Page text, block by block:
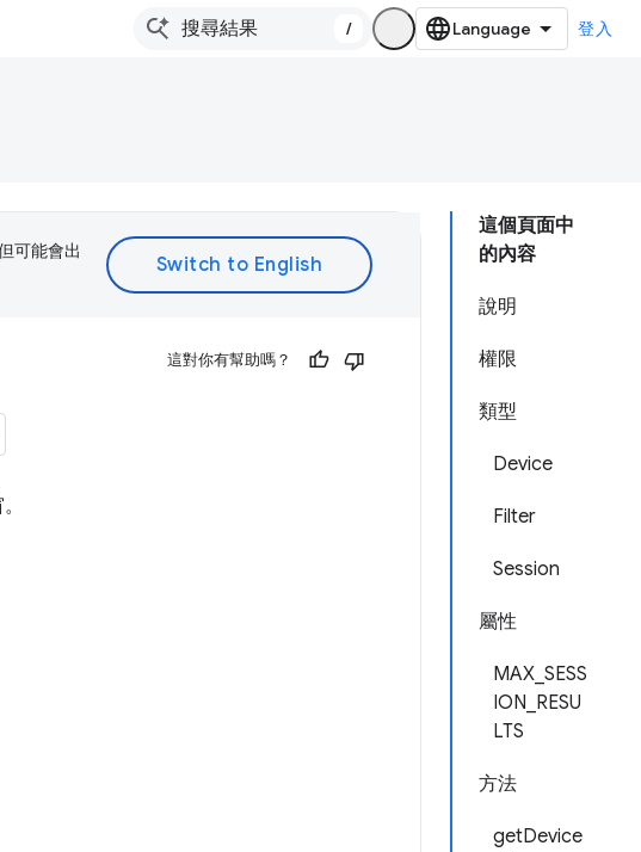
/ 登入
這個頁面中
的內容
說明
權限
類型
Device
Filter
Session
屬性
MAX_SESS
ION_RESU
LTS
方法
getDevice
可能會出
這對你有幫助嗎？